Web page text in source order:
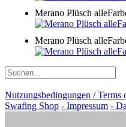
Merano Plüsch
Merano Plüsch
Nutzungsbedingungen / Terms
Swafing Shop - Impressum -